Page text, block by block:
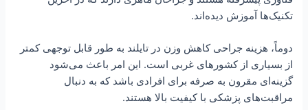
تکنیک‌ها آموزش دیده‌اند.
دوماً، هزینه جراحی کاهش وزن در تایلند به طور قابل توجهی کمتر
از بسیاری از کشورهای غربی است. این امر باعث می‌شود
گزینه‌ای مقرون به صرفه برای افرادی باشد که به دنبال
مراقبت‌های پزشکی با کیفیت بالا هستند.